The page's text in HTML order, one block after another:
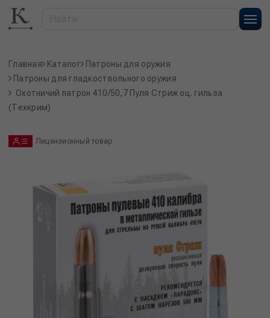
Главная Каталог
Патроны для оружия
Патроны для гладкоствольного оружия
Охотничий патрон 410/50,7 Пуля Стриж оц. гильза
(Техкрим)
Лицензионный товар